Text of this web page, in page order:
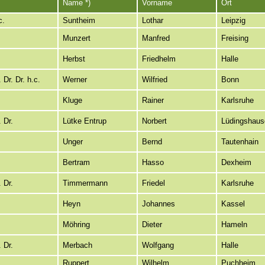
Name *) Vorname
Ort
Suntheim Lothar
Leipzig
Munzert
Manfred Freising
Herbst Friedhelm Halle
Dr. Dr. h.c. Werner Wilfried Bonn
Kluge Rainer Karlsruhe
Dr. Lütke Entrup Norbert
Unger Bernd Tautenhain
Bertram Hasso Dexheim
Dr. Timmermann Friedel Karlsruhe
Heyn Johannes Kassel
Möhring Dieter Hameln
Dr. Merbach Wolfgang
Halle
Ruppert
Wilhelm Puchheim